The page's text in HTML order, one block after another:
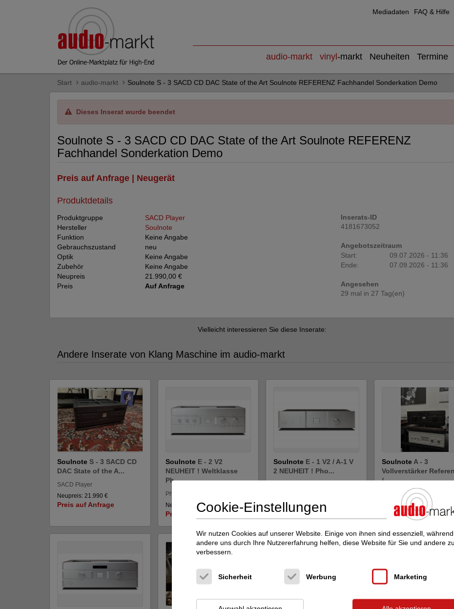
Mediadaten FAQ & Hilfe
audio-markt vinyl -markt Neuheiten Termine
Start audio-markt Soulnote S - 3 SACD CD DAC State of the Art Soulnote REFERENZ Fachhandel Sonderkation Demo
Dieses Inserat wurde beendet
Soulnote S - 3 SACD CD DAC State of the Art Soulnote REFERENZ
Fachhandel Sonderkation Demo
Preis auf Anfrage | Neugerät
Produktdetails
Produktgruppe
SACD Player
Hersteller
Soulnote
Funktion
Keine Angabe
Gebrauchszustand
neu
Optik
Keine Angabe
Zubehör
Keine Angabe
Neupreis
21.990,00 €
Preis
Auf Anfrage
Inserats-ID
4181673052
Angebotszeitraum
Start:
09.07.2026 - 11:36
Ende:
07.09.2026 - 11:36
Angesehen
29 mal in 27 Tag(en)
Vielleicht interessieren Sie diese Inserate:
Andere Inserate von Klang Maschine im audio-markt
Soulnote S - 3 SACD CD
DAC State of the A...
SACD Player
Neupreis: 21.990 €
Preis auf Anfrage
Soulnote E - 2 V2
NEUHEIT ! Weltklasse
Ph...
Phonoverstärker
Neupreis: 8.490 €
Preis auf Anfrage
Soulnote E - 1 V2 / A-1 V
2 NEUHEIT ! Pho...
Preis auf Anfrage
Soulnote A - 3
Vollverstärker
/...
Transistor-Vollverstärker
Neupreis: 20.990 €
Preis auf Anfrage
Cookie-Einstellungen
Wir nutzen Cookies auf unserer Website. Einige von ihnen sind essenziell, während
andere uns durch Ihre Nutzererfahrung helfen, diese Website für Sie und andere zu
verbessern.
Sicherheit Werbung Marketing